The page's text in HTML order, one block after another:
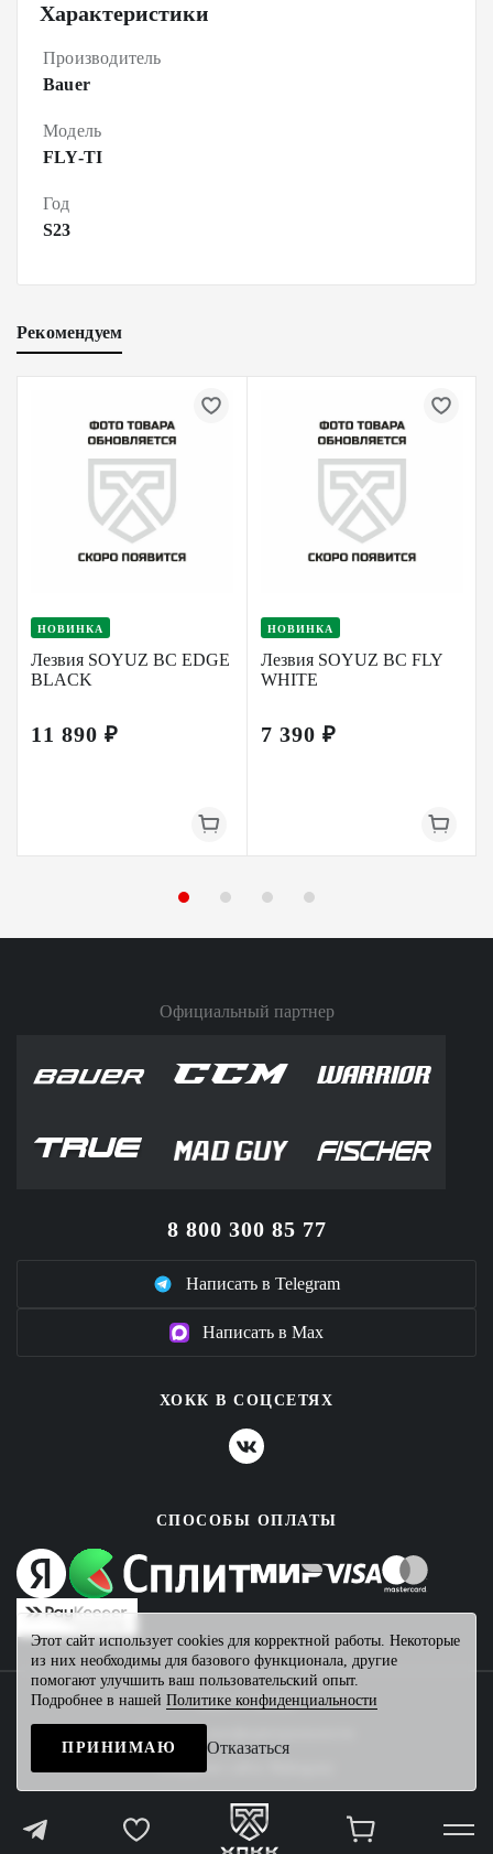
Характеристики
Производитель
Bauer
Модель
FLY-TI
Год
S23
Рекомендуем
НОВИНКА
Лезвия SOYUZ BC EDGE
BLACK
11 890 ₽
НОВИНКА
Лезвия SOYUZ BC FLY
WHITE
7 390 ₽
Официальный партнер
8 800 300 85 77
Написать в Telegram
Написать в Max
ХОКК В СОЦСЕТЯХ
СПОСОБЫ ОПЛАТЫ
2026 © ХОКК
Создание сайта
Этот сайт использует cookies для корректной работы. Некоторые
из них необходимы для базового функционала, другие
помогают улучшить ваш пользовательский опыт.
Подробнее в нашей Политике конфиденциальности
ПРИНИМАЮ Отказаться